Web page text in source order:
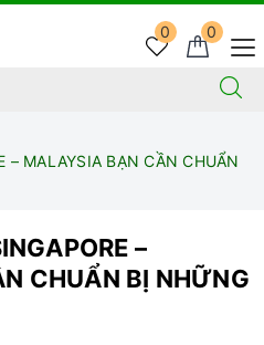
0
0
– MALAYSIA BẠN CẦN CHUẨN
–
CHUẨN BỊ NHỮNG